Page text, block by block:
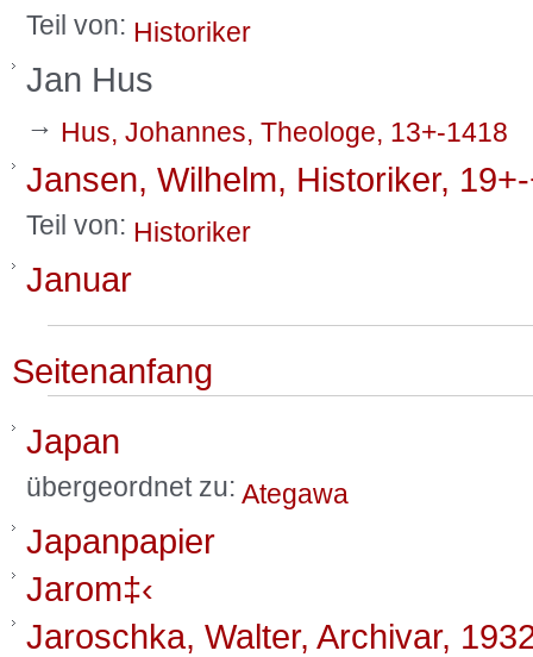
Teil von: Historiker
Jan Hus
→ Hus, Johannes, Theologe, 13+-1418
Jansen, Wilhelm, Historiker,
Teil von: Historiker
Januar
Seitenanfang
Japan
übergeordnet zu: Ategawa
Japanpapier
Jarom‡‹
Jaroschka, Walter, Archivar,